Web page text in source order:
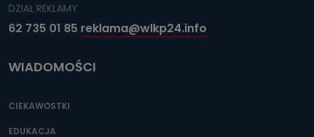
DZIAŁ REKLAMY
62 735 01 85 reklama@wlkp24.info
WIADOMOŚCI
CIEKAWOSTKI
EDUKACJA